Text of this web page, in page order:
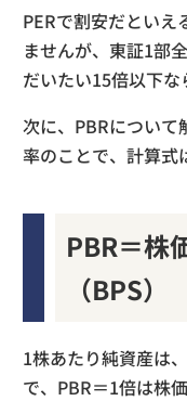
PERで割安だといえ
ませんが、東証1部
だいたい15倍以下な
次に、PBRについて
率のことで、計算式
PBR＝株
（BPS）
1株あたり純資産は
で、PBR＝1倍は株